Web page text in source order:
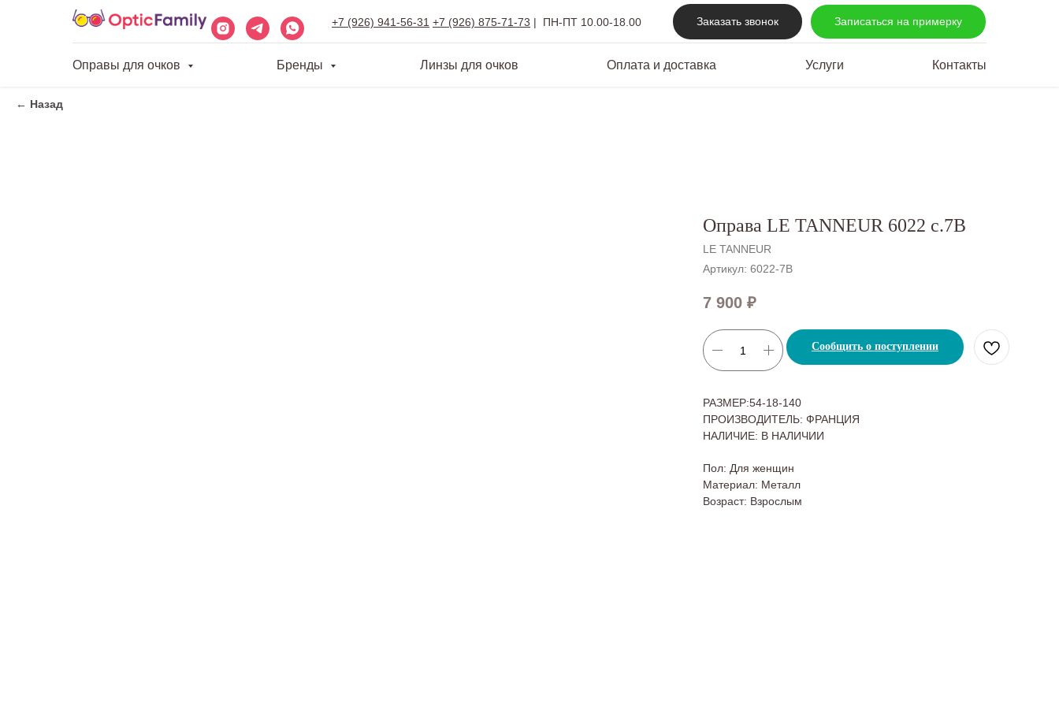
+7 (926) 941-56-31 +7 (926) 875-71-73 | ПН-ПТ 10.00-18.00 Заказать звонок Записаться на примерку
Оправы для очков Бренды Линзы для очков Оплата и доставка Услуги Контакты
← Назад
Оправа LE TANNEUR 6022 c.7В
LE TANNEUR
Артикул: 6022-7В
7 900 ₽
Сообщить о поступлении
РАЗМЕР:54-18-140
ПРОИЗВОДИТЕЛЬ: ФРАНЦИЯ
НАЛИЧИЕ: В НАЛИЧИИ
Пол: Для женщин
Материал: Металл
Возраст: Взрослым